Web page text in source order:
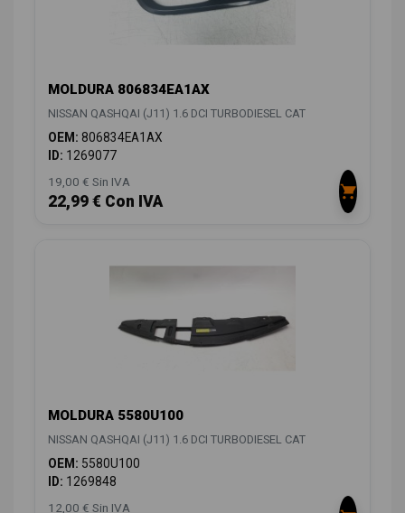
MOLDURA 806834EA1AX
NISSAN QASHQAI (J11) 1.6 DCI TURBODIESEL CAT
OEM: 806834EA1AX
ID: 1269077
19,00 € Sin IVA
22,99 € Con IVA
MOLDURA 5580U100
NISSAN QASHQAI (J11) 1.6 DCI TURBODIESEL CAT
OEM: 5580U100
ID: 1269848
12,00 € Sin IVA